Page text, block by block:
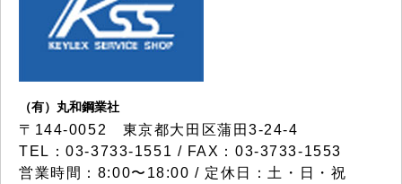
（有）丸和鋼業社
〒144-0052 東京都大田区蒲田3-24-4
TEL：03-3733-1551 / FAX：03-3733-1553
営業時間：8:00〜18:00 / 定休日：土・日・祝